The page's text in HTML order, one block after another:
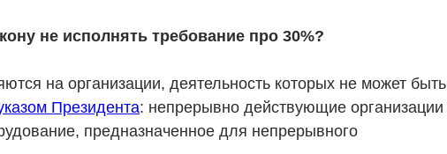
не исполнять требование про 30%?
на организации, деятельность которых не может быть
Президента: непрерывно действующие организации
предназначенное для непрерывного